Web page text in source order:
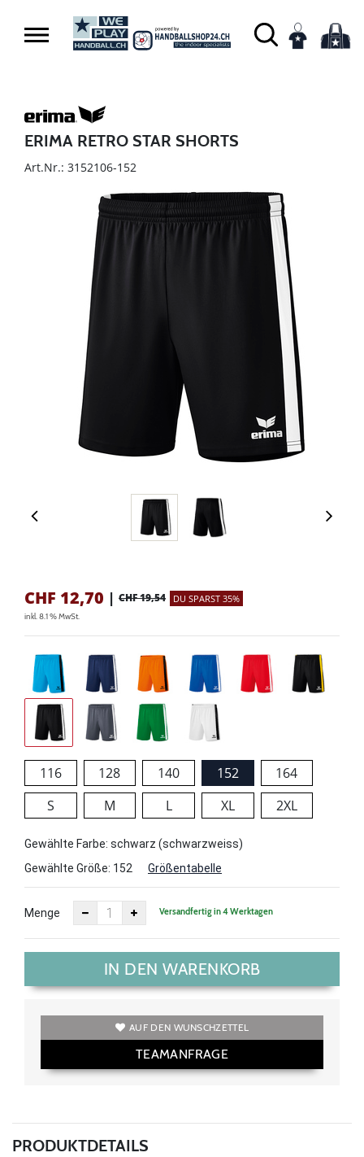
ERIMA RETRO STAR SHORTS
Art.Nr.: 3152106-152
CHF 12,70 | CHF 19,54 DU SPARST 35%
inkl. 8.1 % MwSt.
116 128 140 152
164
S
M L XL 2XL
Gewählte Farbe: schwarz (schwarzweiss)
Gewählte Größe: 152 Größentabelle
Menge Versandfertig in 4 Werktagen
IN DEN WARENKORB
AUF DEN WUNSCHZETTEL
TEAMANFRAGE
PRODUKTDETAILS